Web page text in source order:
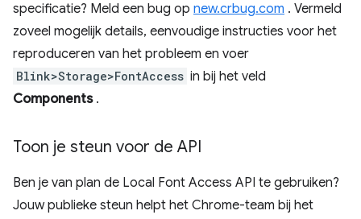
specificatie? Meld een bug op new.crbug.com . Vermeld
zoveel mogelijk details, eenvoudige instructies voor het
reproduceren van het probleem en voer
Blink>Storage>FontAccess in bij het veld
Components.
Toon je steun voor de API
Ben je van plan de Local Font Access API te gebruiken?
Jouw publieke steun helpt het Chrome-team bij het